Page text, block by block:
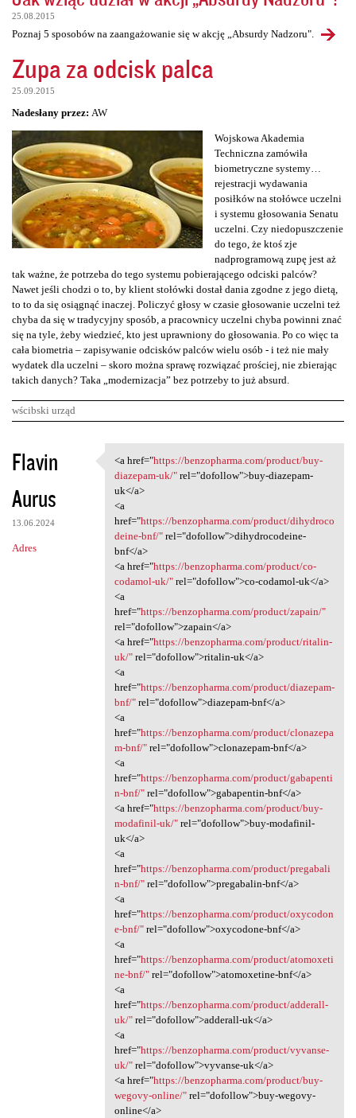
25.08.2015
Poznaj 5 sposobów na zaangażowanie się w akcję „Absurdy Nadzoru".
Zupa za odcisk palca
25.09.2015
Nadesłany przez: AW
Wojskowa Akademia
Techniczna zamówiła
biometryczne systemy…
rejestracji wydawania
posiłków na stołówce uczelni
i systemu głosowania Senatu
uczelni. Czy niedopuszczenie
do tego, że ktoś zje
nadprogramową zupę jest aż
tak ważne, że potrzeba do tego systemu pobierającego odciski palców?
Nawet jeśli chodzi o to, by klient stołówki dostał dania zgodne z jego dietą,
to to da się osiągnąć inaczej. Policzyć głosy w czasie głosowanie uczelni też
chyba da się w tradycyjny sposób, a pracownicy uczelni chyba powinni znać
się na tyle, żeby wiedzieć, kto jest uprawniony do głosowania. Po co więc ta
cała biometria – zapisywanie odcisków palców wielu osób - i też nie mały
wydatek dla uczelni – skoro można sprawę rozwiązać prościej, nie zbierając
takich danych? Taka „modernizacja” bez potrzeby to już absurd.
wścibski urząd
K
o
m
e
n
Flavin
Aurus
13.06.2024
Adres
<a href="https://benzopharma
<a href="https://benzopharma.com/product/buy-
diazepam-uk/"rel="dofollow">buy-diazepam-
uk</a>
<a
href="https://benzopharma.com/product/dihydroco
deine-bnf/"rel="dofollow">dihydrocodeine-
bnf</a>
<a href="https://benzopharma.com/product/co-
codamol-uk/"rel="dofollow">co-codamol-uk</a>
<a
href="https://benzopharma.com/product/zapain/"
rel="dofollow">zapain</a>
<a href="https://benzopharma.com/product/ritalin-
uk/"rel="dofollow">ritalin-uk</a>
<a
href="https://benzopharma.com/product/diazepam-
bnf/"rel="dofollow">diazepam-bnf</a>
<a
href="https://benzopharma.com/product/clonazepa
m-bnf/"rel="dofollow">clonazepam-bnf</a>
<a
href="https://benzopharma.com/product/gabapenti
n-bnf/"rel="dofollow">gabapentin-bnf</a>
<a href="https://benzopharma.com/product/buy-
modafinil-uk/"rel="dofollow">buy-modafinil-
uk</a>
<a
href="https://benzopharma.com/product/pregabali
n-bnf/"rel="dofollow">pregabalin-bnf</a>
<a
href="https://benzopharma.com/product/oxycodon
e-bnf/"rel="dofollow">oxycodone-bnf</a>
<a
href="https://benzopharma.com/product/atomoxeti
ne-bnf/"rel="dofollow">atomoxetine-bnf</a>
<a
href="https://benzopharma.com/product/adderall-
uk/"rel="dofollow">adderall-uk</a>
<a
href="https://benzopharma.com/product/vyvanse-
uk/"rel="dofollow">vyvanse-uk</a>
<a href="https://benzopharma.com/product/buy-
wegovy-online/"rel="dofollow">buy-wegovy-
online</a>